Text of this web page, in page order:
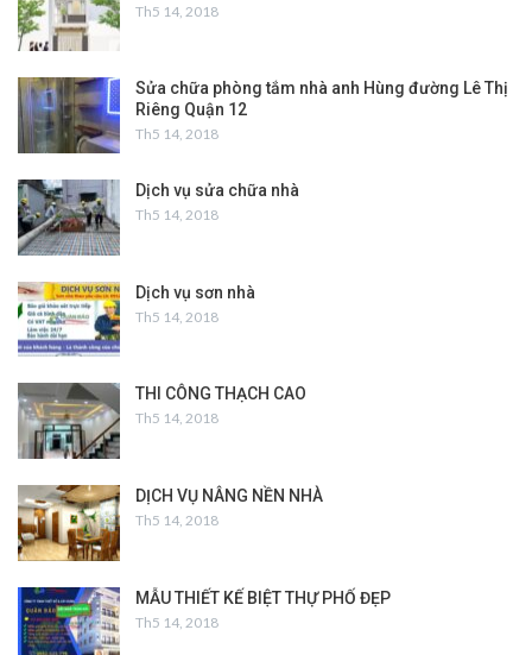
Th5 14, 2018
Sửa chữa phòng tắm nhà anh Hùng đường Lê Thị
Riêng Quận 12
Th5 14, 2018
Dịch vụ sửa chữa nhà
Th5 14, 2018
Dịch vụ sơn nhà
Th5 14, 2018
THI CÔNG THẠCH CAO
Th5 14, 2018
DỊCH VỤ NÂNG NỀN NHÀ
Th5 14, 2018
MẪU THIẾT KẾ BIỆT THỰ PHỐ ĐẸP
Th5 14, 2018